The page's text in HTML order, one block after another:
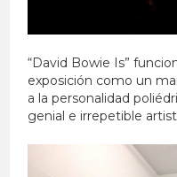
“David Bowie Is”
exposición como un
a la personalidad
genial e irrepetible